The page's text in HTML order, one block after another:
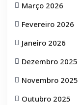
Março 2026
Fevereiro 2026
Janeiro 2026
Dezembro 2025
Novembro 2025
Outubro 2025